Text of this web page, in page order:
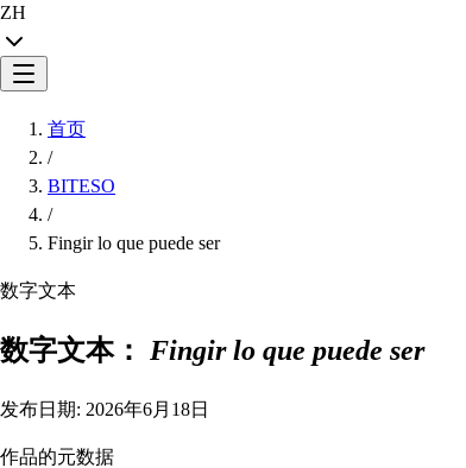
ZH
首页
/
BITESO
/
Fingir lo que puede ser
数字文本
数字文本： Fingir lo que puede ser
发布日期: 2026年6月18日
作品的元数据